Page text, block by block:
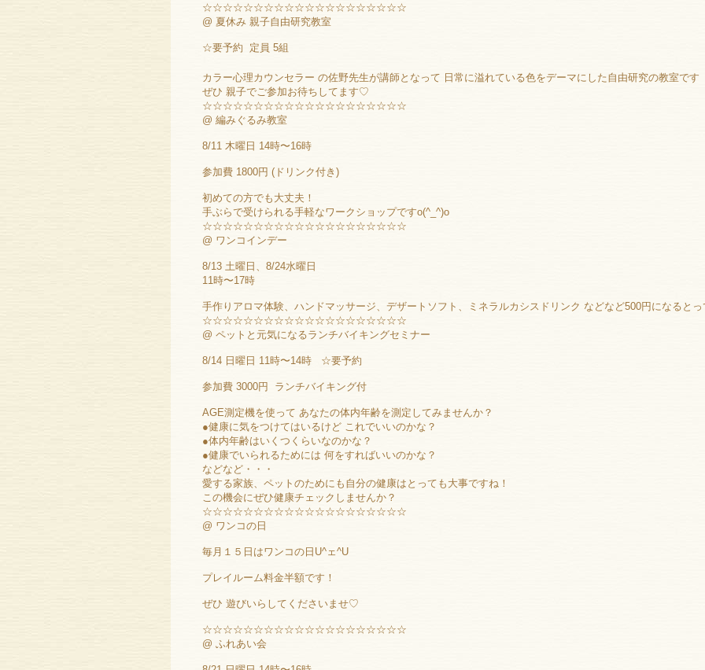
☆☆☆☆☆☆☆☆☆☆☆☆☆☆☆☆☆☆☆☆
@ 夏休み 親子自由研究教室
☆要予約 定員 5組
カラー心理カウンセラー の佐野先生が講師となって 日常に溢れている色をデーマにした自由研究の教室です
ぜひ 親子でご参加お待ちしてます♡
☆☆☆☆☆☆☆☆☆☆☆☆☆☆☆☆☆☆☆☆
@ 編みぐるみ教室
8/11 木曜日 14時〜16時
参加費 1800円 (ドリンク付き)
初めての方でも大丈夫！
手ぶらで受けられる手軽なワークショップですo(^_^)o
☆☆☆☆☆☆☆☆☆☆☆☆☆☆☆☆☆☆☆☆
@ ワンコインデー
8/13 土曜日、8/24水曜日
11時〜17時
手作りアロマ体験、ハンドマッサージ、デザートソフト、ミネラルカシスドリンク などなど500円になると
☆☆☆☆☆☆☆☆☆☆☆☆☆☆☆☆☆☆☆☆
@ ペットと元気になるランチバイキングセミナー
8/14 日曜日 11時〜14時 ☆要予約
参加費 3000円 ランチバイキング付
AGE測定機を使って あなたの体内年齢を測定してみませんか？
●健康に気をつけてはいるけど これでいいのかな？
●体内年齢はいくつくらいなのかな？
●健康でいられるためには 何をすればいいのかな？
などなど・・・
愛する家族、ペットのためにも自分の健康はとっても大事ですね！
この機会にぜひ健康チェックしませんか？
☆☆☆☆☆☆☆☆☆☆☆☆☆☆☆☆☆☆☆☆
@ ワンコの日
毎月１５日はワンコの日U^ェ^U
プレイルーム料金半額です！
ぜひ 遊びいらしてくださいませ♡
☆☆☆☆☆☆☆☆☆☆☆☆☆☆☆☆☆☆☆☆
@ ふれあい会